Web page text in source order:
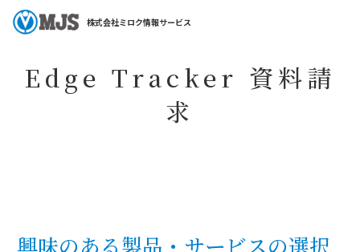
株式会社ミロク情報サービス
ホーム コラム・特集
Edge Tracker 資料請
求
興味のある製品・サービスの選択